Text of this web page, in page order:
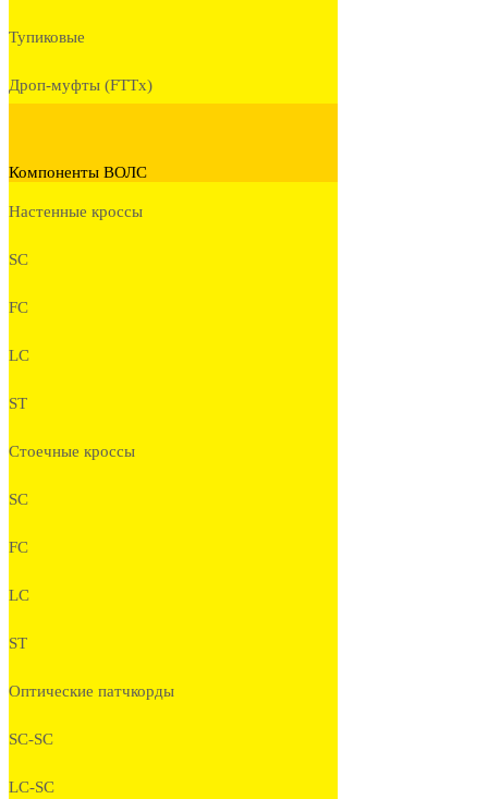
Тупиковые
Дроп-муфты (FTTx)
Компоненты ВОЛС
Настенные кроссы
SC
FC
LC
ST
Стоечные кроссы
SC
FC
LC
ST
Оптические патчкорды
SC-SC
LC-SC